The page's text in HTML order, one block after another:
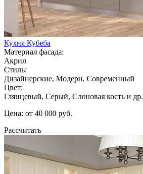
Кухня Кубеба
Материал фасада:
Акрил
Стиль:
Дизайнерские, Модерн, Современный
Цвет:
Глянцевый, Серый, Слоновая кость и др.
Цена: от 40 000 руб.
Рассчитать